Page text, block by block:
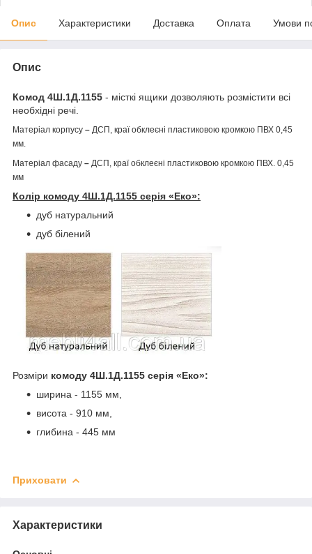
Опис Характеристики Доставка Оплата Умови
Опис
Комод 4Ш.1Д.1155 - місткі ящики дозволяють розмістити всі
необхідні речі.
Матеріал корпусу – ДСП, краї обклеєні пластиковою кромкою ПВХ 0,45
мм.
Матеріал фасаду – ДСП, краї обклеєні пластиковою кромкою ПВХ. 0,45
мм
Колір комоду 4Ш.1Д.1155 серія «Еко»:
дуб натуральний
дуб білений
Розміри комоду 4Ш.1Д.1155 серія «Еко»:
ширина - 1155 мм,
висота - 910 мм,
глибина - 445 мм
Приховати
Характеристики